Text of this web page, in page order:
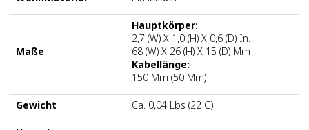
Maße
Hauptkörper:
2,7 (w) X 1,0 (h) X 0,6 (d) In.
68 (w) X 26 (h) X 15 (d) Mm
Kabellänge:
150 Mm (50 Mm)
Gewicht Ca. 0,04 Lbs (22 G)